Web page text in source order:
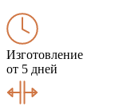
Изготовление
от 5 дней